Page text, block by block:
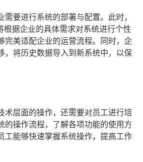
要进行系统的部署与配置。此时，
根据企业的具体需求对系统进行个性
完美适配企业的运营流程。同时，企
，将历史数据导入到新系统中，以保
术层面的操作，还需要对员工进行培
的操作流程，了解各项功能的使用方
工能够快速掌握系统操作，提高工作